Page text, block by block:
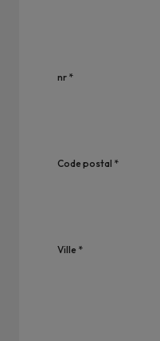
nr *
Code postal *
Ville *